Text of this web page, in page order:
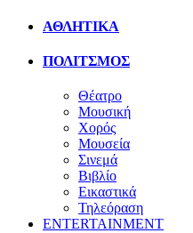
ΑΘΛΗΤΙΚΑ
ΠΟΛΙΤΣΜΟΣ
Θέατρο
Μουσική
Χορός
Μουσεία
Σινεμά
Βιβλίο
Εικαστικά
Τηλεόραση
ENTERTAINMENT